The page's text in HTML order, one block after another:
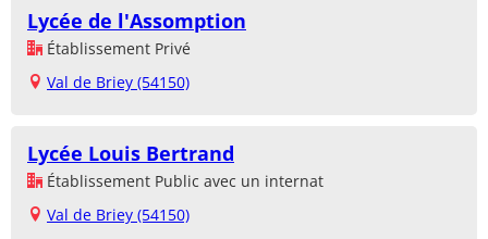
Lycée de l'Assomption
Établissement Privé
Val de Briey (54150)
Lycée Louis Bertrand
Établissement Public avec un internat
Val de Briey (54150)